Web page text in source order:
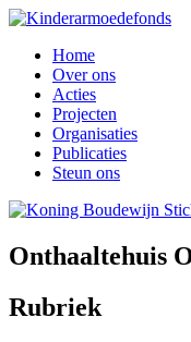
Home
Over ons
Acties
Projecten
Organisaties
Publicaties
Steun ons
Onthaaltehuis
Rubriek